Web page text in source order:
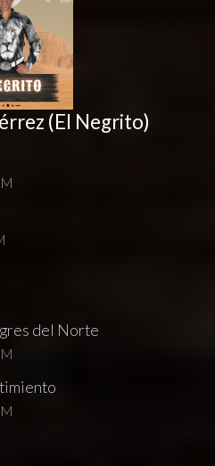
(El Negrito)
del Norte